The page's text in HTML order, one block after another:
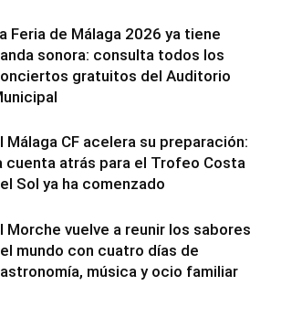
Feria de Málaga 2026 ya tiene
sonora: consulta todos los
gratuitos del Auditorio
Málaga CF acelera su preparación:
cuenta atrás para el Trofeo Costa
Sol ya ha comenzado
Morche vuelve a reunir los sabores
mundo con cuatro días de
música y ocio familiar